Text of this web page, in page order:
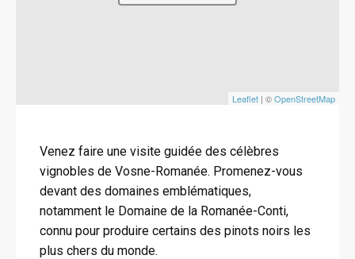
Leaflet | ©OpenStreetMap
Venez faire une visite guidée des célèbres
vignobles de Vosne-Romanée. Promenez-vous
devant des domaines emblématiques,
notamment le Domaine de la Romanée-Conti,
connu pour produire certains des pinots noirs les
plus chers du monde.